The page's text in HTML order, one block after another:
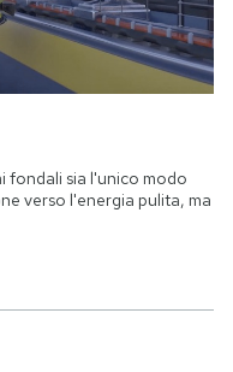
fondali sia l'unico modo
verso l'energia pulita, ma